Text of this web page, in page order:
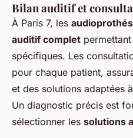
Bilan auditif et
À Paris 7, les
auditif complet
spécifiques. Les
pour chaque patient,
et des solutions adaptées
Un diagnostic précis est
sélectionner les solutions